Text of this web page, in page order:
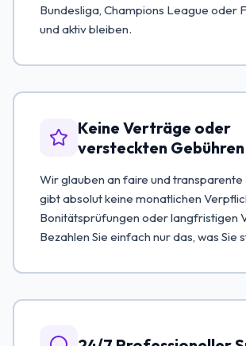
Bundesliga, Champions League oder
und aktiv bleiben.
Keine Verträge oder
versteckten Gebühren
Wir glauben an faire und transparente
gibt absolut keine monatlichen
Bonitätsprüfungen oder langfristigen
Bezahlen Sie einfach nur das, was Sie